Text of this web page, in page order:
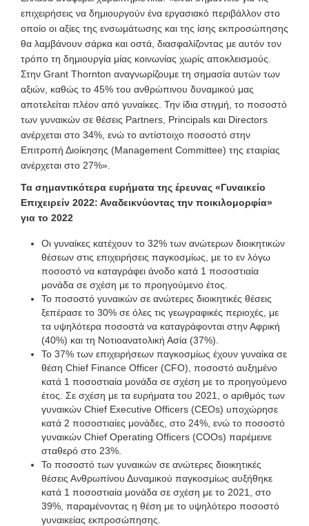
επιχειρήσεις να δημιουργούν ένα εργασιακό περιβάλλον στο
οποίο οι αξίες της ενσωμάτωσης και της ίσης εκπροσώπησης
θα λαμβάνουν σάρκα και οστά, διασφαλίζοντας με αυτόν τον
τρόπο τη δημιουργία μίας κοινωνίας χωρίς αποκλεισμούς.
Στην Grant Thornton αναγνωρίζουμε τη σημασία αυτών των
αξιών, καθώς το 45% του ανθρώπινου δυναμικού μας
αποτελείται πλέον από γυναίκες. Την ίδια στιγμή, το ποσοστό
των γυναικών σε θέσεις Partners, Principals και Directors
ανέρχεται στο 34%, ενώ το αντίστοιχο ποσοστό στην
Επιτροπή Διοίκησης (Management Committee) της εταιρίας
ανέρχεται στο 27%».
Τα σημαντικότερα ευρήματα της έρευνας «Γυναικείο
Επιχειρείν 2022: Αναδεικνύοντας την ποικιλομορφία»
για το 2022
Οι γυναίκες κατέχουν το 32% των ανώτερων διοικητικών
θέσεων στις επιχειρήσεις παγκοσμίως, με το εν λόγω
ποσοστό να καταγράφει άνοδο κατά 1 ποσοστιαία
μονάδα σε σχέση με το προηγούμενο έτος.
Το ποσοστό γυναικών σε ανώτερες διοικητικές θέσεις
ξεπέρασε το 30% σε όλες τις γεωγραφικές περιοχές, με
τα υψηλότερα ποσοστά να καταγράφονται στην Αφρική
(40%) και τη Νοτιοανατολική Ασία (37%).
Το 37% των επιχειρήσεων παγκοσμίως έχουν γυναίκα σε
θέση Chief Finance Officer (CFO), ποσοστό αυξημένο
κατά 1 ποσοστιαία μονάδα σε σχέση με το προηγούμενο
έτος. Σε σχέση με τα ευρήματα του 2021, ο αριθμός των
γυναικών Chief Executive Officers (CEOs) υποχώρησε
κατά 2 ποσοστιαίες μονάδες, στο 24%, ενώ το ποσοστό
γυναικών Chief Operating Officers (COOs) παρέμεινε
σταθερό στο 23%.
Το ποσοστό των γυναικών σε ανώτερες διοικητικές
θέσεις Ανθρωπίνου Δυναμικού παγκοσμίως αυξήθηκε
κατά 1 ποσοστιαία μονάδα σε σχέση με το 2021, στο
39%, παραμένοντας η θέση με το υψηλότερο ποσοστό
γυναικείας εκπροσώπησης.